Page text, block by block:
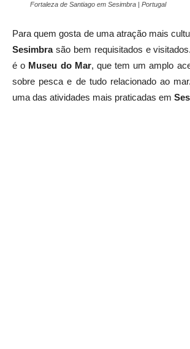
Fortaleza de Santiago em Sesimbra | Portugal
Para quem gosta de uma atração mais
Sesimbrasão bem requisitados e
é o Museu do Mar, que tem um amplo
sobre pesca e de tudo relacionado ao
uma das atividades mais praticadas em